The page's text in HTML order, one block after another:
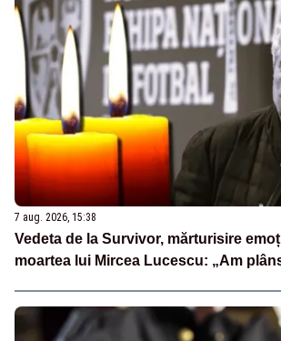
7 aug. 2026, 15:38
Vedeta de la Survivor, mărturisire
moartea lui Mircea Lucescu: „Am